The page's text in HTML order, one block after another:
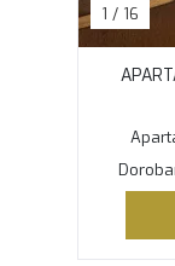
1 / 16